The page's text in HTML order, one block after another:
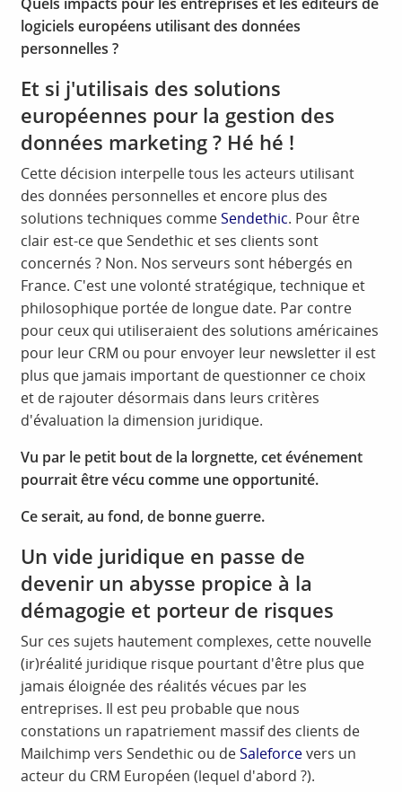
logiciels européens utilisant des données
personnelles ?
Et si j'utilisais des solutions
européennes pour la gestion des
données marketing ? Hé hé !
Cette décision interpelle tous les acteurs utilisant
des données personnelles et encore plus des
solutions techniques commeSendethic. Pour être
clair est-ce que Sendethic et ses clients sont
concernés ? Non. Nos serveurs sont hébergés en
France. C'est une volonté stratégique, technique et
philosophique portée de longue date. Par contre
pour ceux qui utiliseraient des solutions américaines
pour leur CRM ou pour envoyer leur newsletter il est
plus que jamais important de questionner ce choix
et de rajouter désormais dans leurs critères
d'évaluation la dimension juridique.
Vu par le petit bout de la lorgnette, cet événement
pourrait être vécu comme une opportunité.
Ce serait, au fond, de bonne guerre.
Un vide juridique en passe de
devenir un abysse propice à la
démagogie et porteur de risques
Sur ces sujets hautement complexes, cette nouvelle
(ir)réalité juridique risque pourtant d'être plus que
jamais éloignée des réalités vécues par les
entreprises. Il est peu probable que nous
constations un rapatriement massif des clients de
Mailchimp vers Sendethic ou deSaleforcevers un
acteur du CRM Européen (lequel d'abord ?).